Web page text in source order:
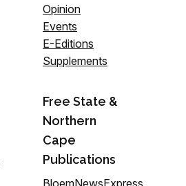
Opinion
Events
E-Editions
Supplements
Free State &
Northern
Cape
Publications